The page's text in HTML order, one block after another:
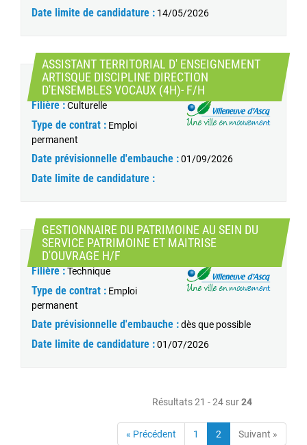
Date limite de candidature : 14/05/2026
ASSISTANT TERRITORIAL D' ENSEIGNEMENT
ARTISQUE DISCIPLINE DIRECTION
D'ENSEMBLES VOCAUX (4H)- F/H (Nouvelle fenêtre)
Catégorie : B
Filière :Culturelle
Type de contrat : Emploi
permanent
Date prévisionnelle d'embauche :01/09/2026
Date limite de candidature :
GESTIONNAIRE DU PATRIMOINE AU SEIN DU
SERVICE PATRIMOINE ET MAITRISE
D'OUVRAGE H/F
Catégorie :B
Filière :Technique
Type de contrat : Emploi
permanent
Date prévisionnelle d'embauche :dès que possible
Date limite de candidature :01/07/2026
Résultats 21 - 24 sur24
« Précédent 1 2 Suivant »